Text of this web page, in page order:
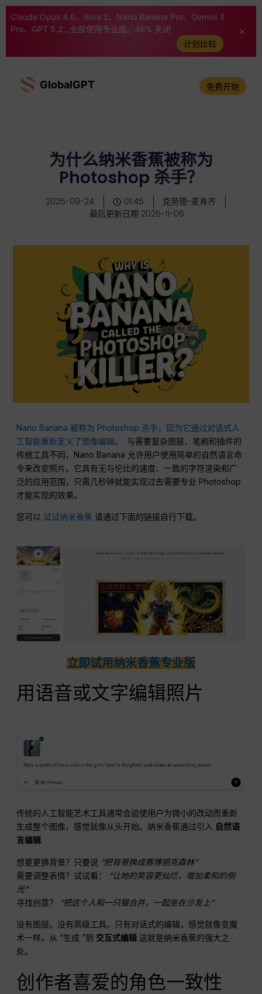
Claude Opus 4.6、Sora 2、Nano Banana Pro、Gemini 3
Pro、GPT 5.2...全部使用专业版。46% 关闭
计划比较
GlobalGPT 免费开始
为什么纳米香蕉被称为
Photoshop 杀手？
2025-09-24 01:45
克劳德-麦肯齐
最后更新日期 2025-11-06
Nano Banana 被称为 Photoshop 杀手，因为它通过对话式人
工智能重新定义了图像编辑。. 与需要复杂图层、笔刷和插件的
传统工具不同，Nano Banana 允许用户使用简单的自然语言命
令来改变照片。它具有无与伦比的速度、一致的字符渲染和广
泛的应用范围，只需几秒钟就能实现过去需要专业 Photoshop
才能实现的效果。.
您可以试试纳米香蕉 请通过下面的链接自行下载。.
立即试用纳米香蕉专业版
用语音或文字编辑照片
传统的人工智能艺术工具通常会迫使用户为微小的改动而重新
生成整个图像，感觉就像从头开始。纳米香蕉通过引入 自然语
言编辑.
想要更换背景？只要说 “把背景换成赛博朋克森林”
需要调整表情？试试看：
“让她的笑容更灿烂，增加柔和的侧
光”
寻找创意？
“把这个人和一只猫合并，一起坐在沙发上”
没有图层。没有高级工具。只有对话式的编辑，感觉就像变魔
术一样。从 “生成 ”到 交互式编辑 这就是纳米香蕉的强大之
处。.
创作者喜爱的角色一致性